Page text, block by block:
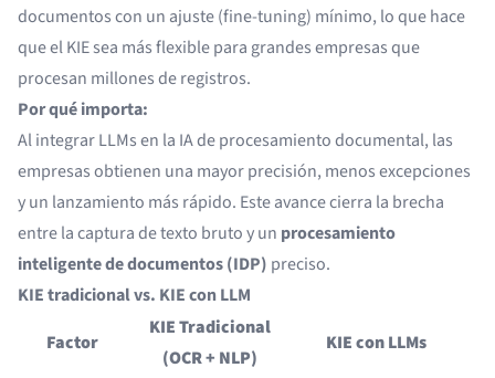
documentos con un ajuste (fine-tuning) mínimo, lo que hace
que el KIE sea más flexible para grandes empresas que
procesan millones de registros.
Por qué importa:
Al integrar LLMs en la IA de procesamiento documental, las
empresas obtienen una mayor precisión, menos excepciones
y un lanzamiento más rápido. Este avance cierra la brecha
entre la captura de texto bruto y un procesamiento
inteligente de documentos (IDP) preciso.
KIE tradicional vs. KIE con LLM
Factor
KIE Tradicional
(OCR + NLP)
KIE con LLMs